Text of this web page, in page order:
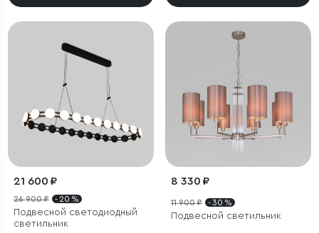
21 600 ₽
26 900 ₽ - 20 %
Подвесной светодиодный
светильник
8 330 ₽
11 900 ₽ - 30 %
Подвесной светильник